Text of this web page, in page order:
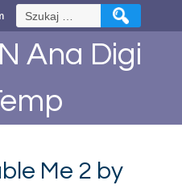
Szukaj:
Ana Digi
Me 2 by